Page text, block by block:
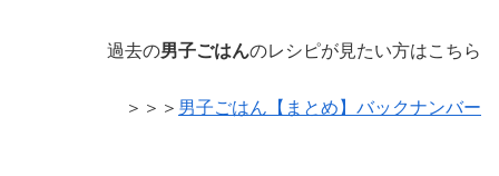
過去の男子ごはんのレシピが見たい方はこちら
＞＞＞ 男子ごはん【まとめ】バックナンバー